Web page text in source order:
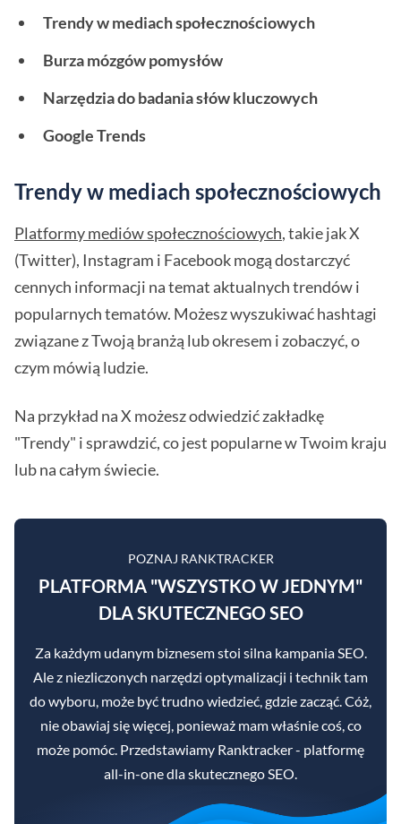
Trendy w mediach społecznościowych
Burza mózgów pomysłów
Narzędzia do badania słów kluczowych
Google Trends
Trendy w mediach społecznościowych
Platformy mediów społecznościowych, takie jak X
(Twitter), Instagram i Facebook mogą dostarczyć
cennych informacji na temat aktualnych trendów i
popularnych tematów. Możesz wyszukiwać hashtagi
związane z Twoją branżą lub okresem i zobaczyć, o
czym mówią ludzie.
Na przykład na X możesz odwiedzić zakładkę
"Trendy" i sprawdzić, co jest popularne w Twoim kraju
lub na całym świecie.
POZNAJ RANKTRACKER
PLATFORMA "WSZYSTKO W JEDNYM"
DLA SKUTECZNEGO SEO
Za każdym udanym biznesem stoi silna kampania SEO.
Ale z niezliczonych narzędzi optymalizacji i technik tam
do wyboru, może być trudno wiedzieć, gdzie zacząć. Cóż,
nie obawiaj się więcej, ponieważ mam właśnie coś, co
może pomóc. Przedstawiamy Ranktracker - platformę
all-in-one dla skutecznego SEO.